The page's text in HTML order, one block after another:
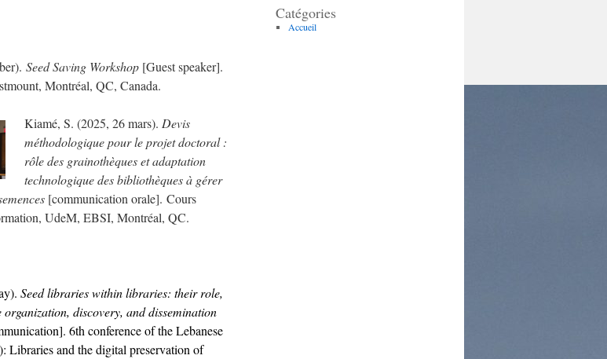
Seed Saving Workshop [Guest speaker].
Montréal, QC, Canada.
Kiamé, S. (2025, 26 mars). Devis
méthodologique pour le projet doctoral :
rôle des grainothèques et adaptation
technologique des bibliothèques à gérer
[communication orale]. Cours
UdeM, EBSI, Montréal, QC.
Seed libraries within libraries: their role,
discovery, and dissemination
6th conference of the Lebanese
and the digital preservation of
Catégories
Accueil